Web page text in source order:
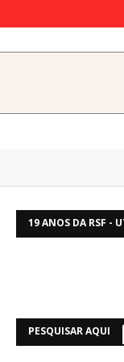
19 ANOS DA RSF -
PESQUISAR AQUI